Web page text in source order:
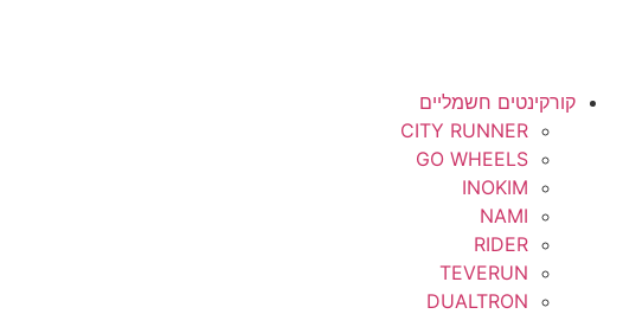
קורקינטים חשמליים
CITY RUNNER
GO WHEELS
INOKIM
NAMI
RIDER
TEVERUN
DUALTRON